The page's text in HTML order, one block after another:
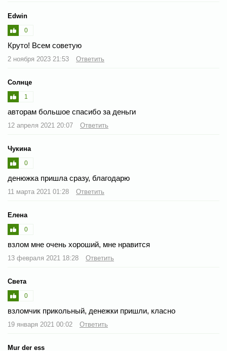
Edwin
0
Круто! Всем советую
2 ноября 2023 21:53 Ответить
Солнце
1
авторам большое спасибо за деньги
12 апреля 2021 20:07 Ответить
Чукина
0
денюжка пришла сразу, благодарю
11 марта 2021 01:28 Ответить
Елена
0
взлом мне очень хороший, мне нравится
13 февраля 2021 18:28 Ответить
Света
0
взломчик прикольный, денежки пришли, класно
19 января 2021 00:02 Ответить
Mur der ess